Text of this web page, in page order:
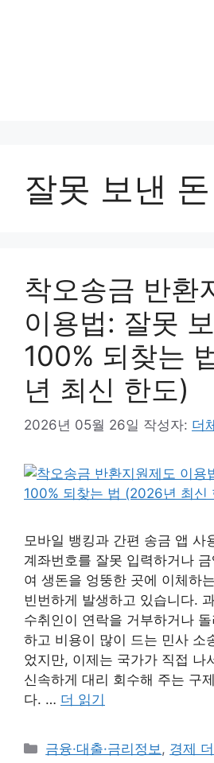
잘못 보낸
착오송금 반환
이용법: 잘못
100% 되찾는
년 최신 한도)
2026년 05월 26일 작성자: 더
모바일 뱅킹과 간편 송금 앱 사
계좌번호를 잘못 입력하거나
여 생돈을 엉뚱한 곳에 이체하
빈번하게 발생하고 있습니다.
수취인이 연락을 거부하거나
하고 비용이 많이 드는 민사 소
었지만, 이제는 국가가 직접 나
신속하게 대리 회수해 주는 구
다. … 더 읽기
카
금융·대출·금리정보 , 경제